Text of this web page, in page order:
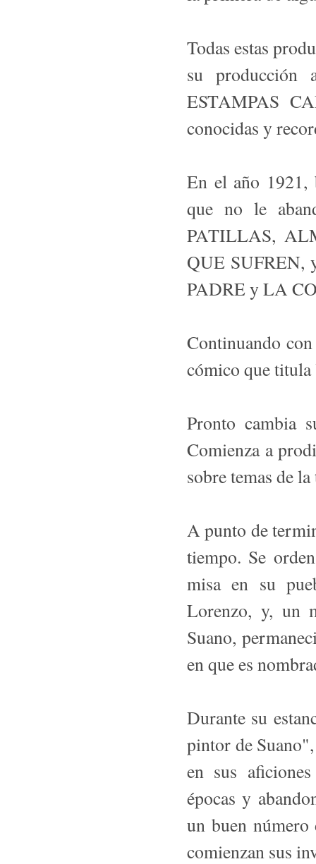
Todas estas
su producción
ESTAMPAS
conocidas y
En el año 1921,
que no le
PATILLAS,
QUE SUFREN,
PADRE y LA
Continuando
cómico que
Pronto cambia
Comienza a
sobre temas de
A punto de
tiempo. Se
misa en su
Lorenzo, y, un
Suano,
en que es
Durante su
pintor de
en sus
épocas y
un buen número
comienzan sus